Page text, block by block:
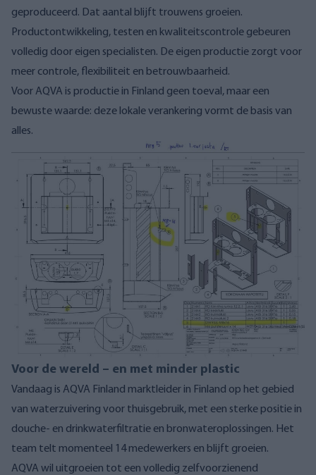
geproduceerd. Dat aantal blijft trouwens groeien.
Productontwikkeling, testen en kwaliteitscontrole gebeuren
volledig door eigen specialisten. De eigen productie zorgt voor
meer controle, flexibiliteit en betrouwbaarheid.
Voor AQVA is productie in Finland geen toeval, maar een
bewuste waarde: deze lokale verankering vormt de basis van
alles.
Voor de wereld – en met minder plastic
Vandaag is AQVA Finland marktleider in Finland op het gebied
van waterzuivering voor thuisgebruik, met een sterke positie in
douche- en drinkwaterfiltratie en bronwateroplossingen. Het
team telt momenteel 14 medewerkers en blijft groeien.
AQVA wil uitgroeien tot een volledig zelfvoorzienend